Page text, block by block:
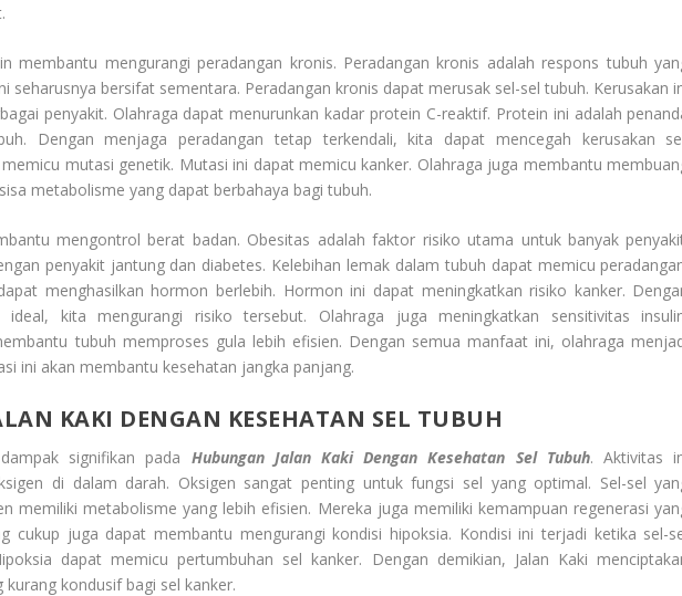
membantu mengurangi peradangan kronis. Peradangan kronis adalah respons tubuh
seharusnya bersifat sementara. Peradangan kronis dapat merusak sel-sel tubuh. Kerusakan
penyakit. Olahraga dapat menurunkan kadar protein C-reaktif. Protein ini adalah
Dengan menjaga peradangan tetap terkendali, kita dapat mencegah kerusakan
mutasi genetik. Mutasi ini dapat memicu kanker. Olahraga juga membantu
metabolisme yang dapat berbahaya bagi tubuh.
mengontrol berat badan. Obesitas adalah faktor risiko utama untuk banyak
penyakit jantung dan diabetes. Kelebihan lemak dalam tubuh dapat memicu
menghasilkan hormon berlebih. Hormon ini dapat meningkatkan risiko kanker.
kita mengurangi risiko tersebut. Olahraga juga meningkatkan sensitivitas
tubuh memproses gula lebih efisien. Dengan semua manfaat ini, olahraga
ini akan membantu kesehatan jangka panjang.
KAKI DENGAN KESEHATAN SEL TUBUH
signifikan pada Hubungan Jalan Kaki Dengan Kesehatan Sel Tubuh. Aktivitas
di dalam darah. Oksigen sangat penting untuk fungsi sel yang optimal. Sel-sel
memiliki metabolisme yang lebih efisien. Mereka juga memiliki kemampuan regenerasi
cukup juga dapat membantu mengurangi kondisi hipoksia. Kondisi ini terjadi ketika sel-
dapat memicu pertumbuhan sel kanker. Dengan demikian, Jalan Kaki
kurang kondusif bagi sel kanker.